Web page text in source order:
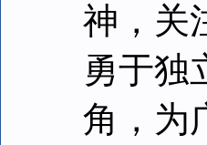
神，关
勇于独
角，为